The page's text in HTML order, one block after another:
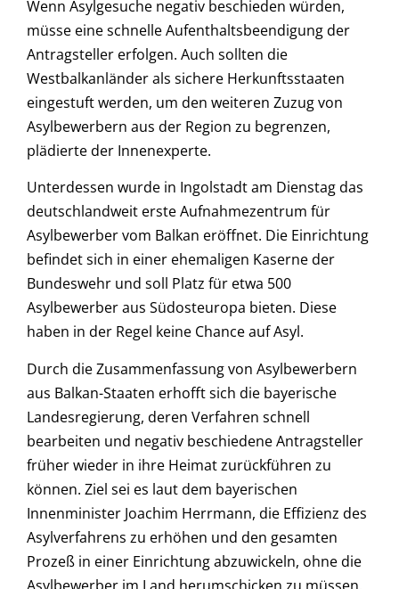
Wenn Asylgesuche negativ beschieden würden,
müsse eine schnelle Aufenthaltsbeendigung der
Antragsteller erfolgen. Auch sollten die
Westbalkanländer als sichere Herkunftsstaaten
eingestuft werden, um den weiteren Zuzug von
Asylbewerbern aus der Region zu begrenzen,
plädierte der Innenexperte.
Unterdessen wurde in Ingolstadt am Dienstag das
deutschlandweit erste Aufnahmezentrum für
Asylbewerber vom Balkan eröffnet. Die Einrichtung
befindet sich in einer ehemaligen Kaserne der
Bundeswehr und soll Platz für etwa 500
Asylbewerber aus Südosteuropa bieten. Diese
haben in der Regel keine Chance auf Asyl.
Durch die Zusammenfassung von Asylbewerbern
aus Balkan-Staaten erhofft sich die bayerische
Landesregierung, deren Verfahren schnell
bearbeiten und negativ beschiedene Antragsteller
früher wieder in ihre Heimat zurückführen zu
können. Ziel sei es laut dem bayerischen
Innenminister Joachim Herrmann, die Effizienz des
Asylverfahrens zu erhöhen und den gesamten
Prozeß in einer Einrichtung abzuwickeln, ohne die